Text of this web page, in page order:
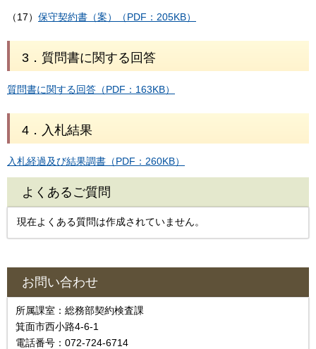
（17） 保守契約書（案）（PDF：205KB）
3．質問書に関する回答
質問書に関する回答（PDF：163KB）
4．入札結果
入札経過及び結果調書（PDF：260KB）
よくあるご質問
現在よくある質問は作成されていません。
お問い合わせ
所属課室：総務部契約検査課
箕面市西小路4‐6‐1
電話番号：072-724-6714